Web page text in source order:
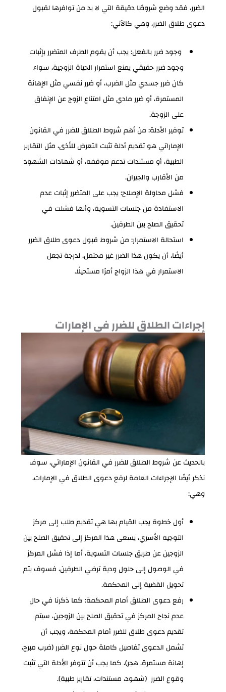
الضرر، فقد وضع شروطًا دقيقة التي لا بد من توافرها لقبول
دعوى طلاق الضرر، وهي كالآتي:
وجود ضرر بالفعل: يجب أن يقوم الطرف المتضرر بإثبات
وجود ضرر حقيقي يمنع استمرار الحياة الزوجية، سواء
كان ضرر جسدي مثل الضرب، أو ضرر نفسي مثل الإهانة
المستمرة، أو ضرر مادي مثل امتناع الزوج عن الإنفاق
على الزوجة.
توفير الأدلة: من أهم شروط الطلاق للضرر في القانون
الإماراتي هو تقديم أدلة تثبت التعرض للأذى، مثل التقارير
الطبية، أو مستندات تدعم موقفه، أو شهادات الشهود
من الأقارب والجيران.
فشل محاولة الإصلاح: يجب على المتضرر إثبات عدم
الاستفادة من جلسات التسوية، وأنها فشلت في
تحقيق الصلح بين الطرفين.
استحالة الاستمرار: من شروط قبول دعوى طلاق الضرر
أيضًا، أن يكون هذا الضرر غير محتمل، لدرجة تجعل
الاستمرار في هذا الزواج أمرًا مستحيلًا.
إجراءات الطلاق للضرر في الإمارات
بالحديث عن شروط الطلاق للضرر في القانون الإماراتي، سوف
نذكر أيضًا الإجراءات العامة لرفع دعوى الطلاق في الإمارات،
وهي:
أول خطوة يجب القيام بها هي تقديم طلب إلى مركز
التوجيه الأسري، يسعى هذا المركز إلى تحقيق الصلح بين
الزوجين عن طريق جلسات التسوية، أما إذا فشل المركز
في الوصول إلى حلول ودية ترضي الطرفين، فسوف يتم
تحويل القضية إلى المحكمة.
رفع دعوى الطلاق أمام المحكمة: كما ذكرنا في حال
عدم نجاح المركز في تحقيق الصلح بين الزوجين، سيتم
تقديم دعوى طلاق للضرر أمام المحكمة، ويجب أن
تشمل الدعوى تفاصيل كاملة حول نوع الضرر (ضرب مبرح،
إهانة مستمرة، هجر)، كما يجب أن تتوفر الأدلة التي تثبت
وقوع الضرر (شهود، مستندات، تقارير طبية).